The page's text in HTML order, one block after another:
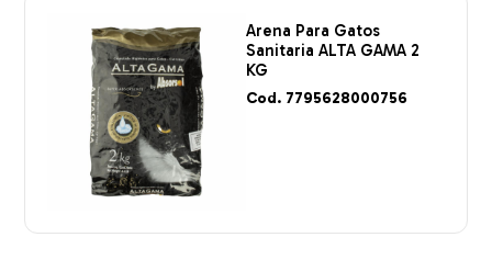
Arena Para Gatos
Sanitaria ALTA GAMA 2
KG
Cod. 7795628000756